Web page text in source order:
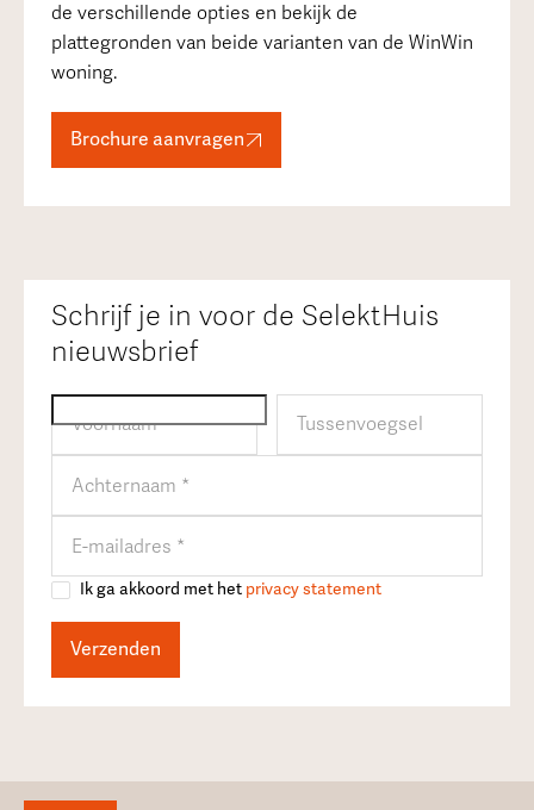
de verschillende opties en bekijk de
plattegronden van beide varianten van de WinWin
woning.
Brochure aanvragen
Schrijf je in voor de SelektHuis
nieuwsbrief
Ik ga akkoord met het privacy statement